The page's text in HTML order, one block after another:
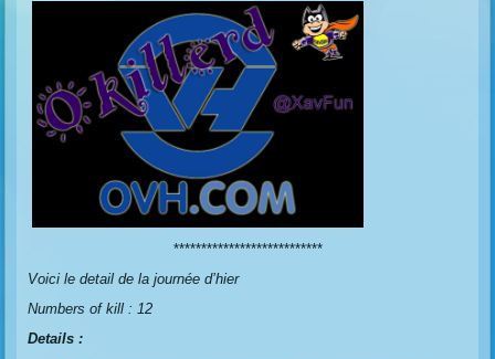
***************************
Voici le detail de la journée d’hier
Numbers of kill : 12
Details :